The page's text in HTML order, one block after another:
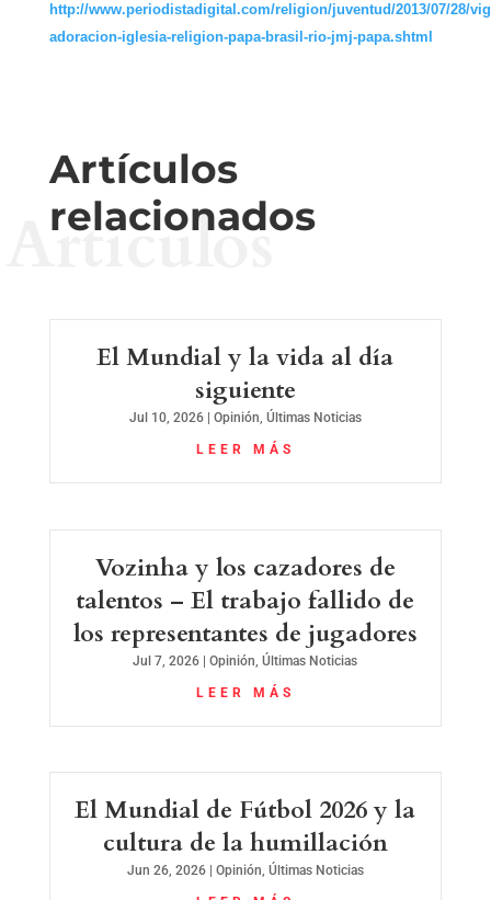
http://www.periodistadigital.com/religion/juventud/2013/07/28/
adoracion-iglesia-religion-papa-brasil-rio-jmj-papa.shtml
Artículos
relacionados
Artículos
El Mundial y la vida al día
siguiente
Jul 10, 2026| Opinión, Últimas Noticias
LEER MÁS
Vozinha y los cazadores de
talentos – El trabajo fallido de
los representantes de jugadores
Jul 7, 2026 |Opinión ,Últimas Noticias
LEER MÁS
El Mundial de Fútbol 2026 y la
cultura de la humillación
Jun 26, 2026| Opinión Últimas Noticias